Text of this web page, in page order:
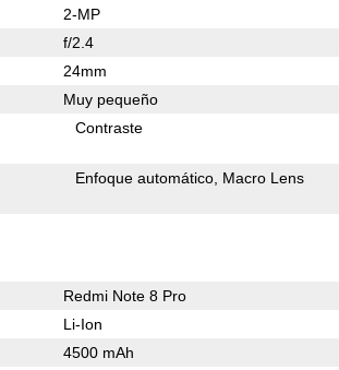
2-MP
f/2.4
24mm
Muy pequeño
Contraste
Enfoque automático Macro Lens
Redmi Note 8 Pro
Li-Ion
4500 mAh